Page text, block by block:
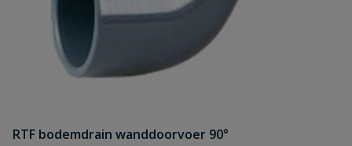
RTF bodemdrain wanddoorvoer 90°